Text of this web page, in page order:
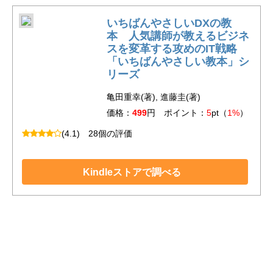
いちばんやさしいDXの教
本 人気講師が教えるビジネ
スを変革する攻めのIT戦略
「いちばんやさしい教本」シ
リーズ
亀田重幸(著), 進藤圭(著)
価格： 499円 ポイント： 5pt（1%）
(4.1) 28個の評価
Kindleストアで調べる